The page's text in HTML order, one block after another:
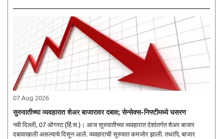
07 Aug 2026
सुरुवातीच्या व्यवहारात शेअर बाजारावर दबाव; सेन्सेक्स-निफ्टीमध्ये घसरण
नवी दिल्ली, 07 ऑगस्ट (हिं.स.)। आज सुरुवातीच्या व्यवहारात देशांतर्गत शेअर बाजार
दबावाखाली असल्याचे दिसून आले. व्यवहाराची सुरुवात कमजोर झाली. तथापि, बाजार